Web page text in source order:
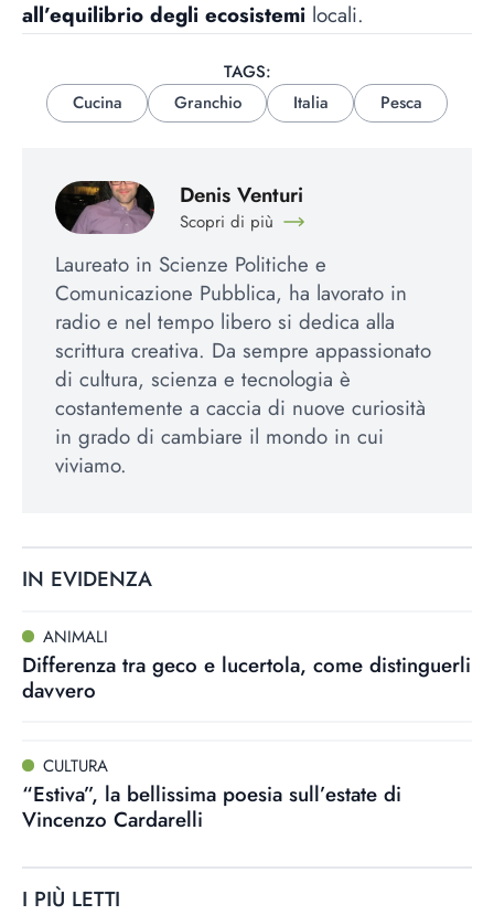
all’equilibrio degli ecosistemi locali.
TAGS:
Cucina
Granchio Italia Pesca
Denis Venturi
Scopri di più
Laureato in Scienze Politiche e
Comunicazione Pubblica, ha lavorato in
radio e nel tempo libero si dedica alla
scrittura creativa. Da sempre appassionato
di cultura, scienza e tecnologia è
costantemente a caccia di nuove curiosità
in grado di cambiare il mondo in cui
viviamo.
IN EVIDENZA
ANIMALI
Differenza tra geco e lucertola, come distinguerli
davvero
CULTURA
“Estiva”, la bellissima poesia sull’estate di
Vincenzo Cardarelli
I PIÙ LETTI